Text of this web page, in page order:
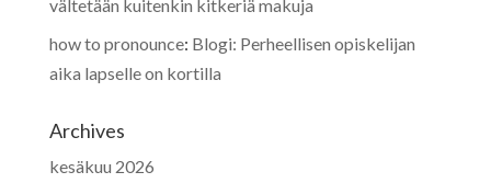
vältetään kuitenkin kitkeriä makuja
how to pronounce: Blogi: Perheellisen opiskelijan
aika lapselle on kortilla
Archives
kesäkuu 2026